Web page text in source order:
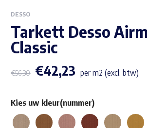
DESSO
Tarkett Desso
Classic
€56,30 €42,23 per m2 (excl. btw)
Kies uw kleur(nummer)